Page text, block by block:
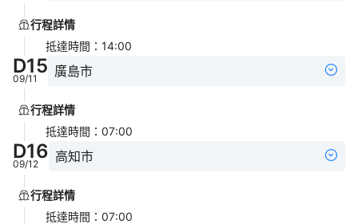
行程詳情
抵達時間 ： 14:00
D15
09/11 廣島市
行程詳情
抵達時間 ： 07:00
D16
09/12 高知市
行程詳情
抵達時間 ： 07:00